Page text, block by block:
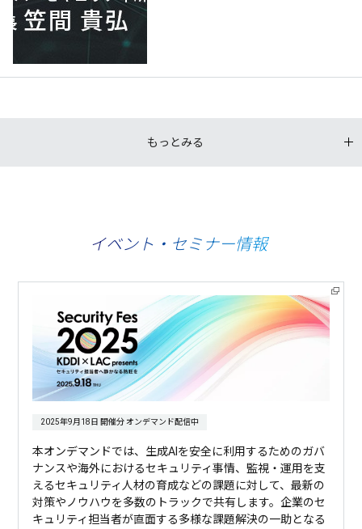
もっとみる
イベント・セミナー情報
2025年9月18日 開催分 オンデマンド配信中
本オンデマンドでは、生成AIを安全に利用するためのガバ
ナンスや海外におけるセキュリティ事情、監視・運用を支
えるセキュリティ人材の育成などの課題に対して、最新の
対策やノウハウを多数のトラックで共有します。企業のセ
キュリティ担当者が直面する多様な課題解決の一助となる